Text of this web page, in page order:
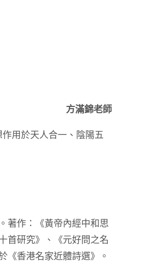
方滿錦老師
用於天人合一、陰陽五
著作：《黃帝內經中和思
首研究》、《元好問之名
《香港名家近體詩選》。